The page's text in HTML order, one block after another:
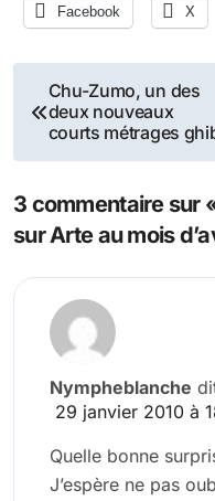
Facebook X
Navigation
de
Chu-Zumo, un des
deux nouveaux
courts métrages
3 commentaire sur
sur Arte au mois
Nympheblanche
29 janvier 2010 à
Quelle bonne
J’espère ne pas